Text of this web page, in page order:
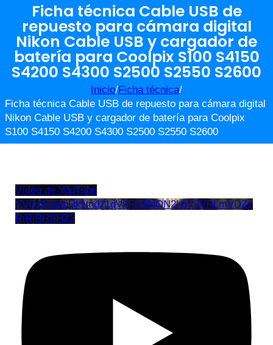
Ficha técnica Cable USB de
repuesto para cámara digital
Nikon Cable USB y cargador de
batería para Coolpix S100 S4150
S4200 S4300 S2500 S2550 S2600
Inicio/Ficha técnica/
Ficha técnica Cable USB de repuesto para cámara digital
Nikon Cable USB y cargador de batería para Coolpix
S100 S4150 S4200 S4300 S2500 S2550 S2600
Vídeo de YouTube
VVUxRmppRkNnd21qV0FwTldON2h5V3VRLmVDZz
RiRjRRSHZ3